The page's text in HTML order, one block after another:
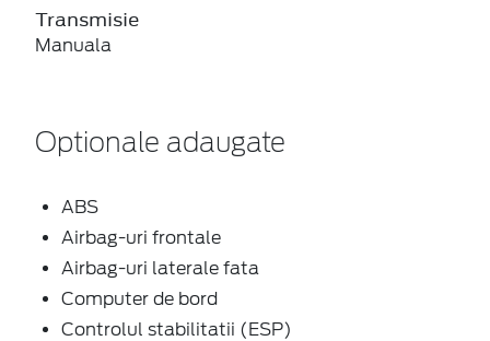
Transmisie
Manuala
Optionale adaugate
ABS
Airbag-uri frontale
Airbag-uri laterale fata
Computer de bord
Controlul stabilitatii (ESP)